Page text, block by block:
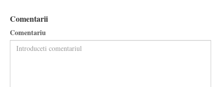
Comentarii
Comentariu